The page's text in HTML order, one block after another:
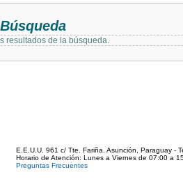
resultados de la búsqueda.
E.E.U.U. 961 c/ Tte. Fariña. Asunción, Paraguay -
Horario de Atención: Lunes a Viernes de 07:00 a
Preguntas Frecuentes